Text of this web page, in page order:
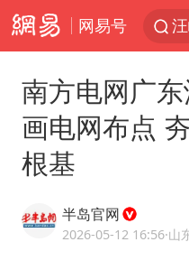
网易号
南方电网广
画电网布点
根基
半岛官网
2026-05-12 16:56·山